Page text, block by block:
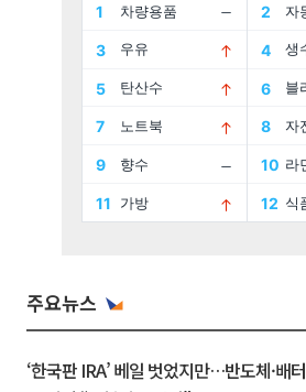
주요뉴스
‘한국판 IRA’ 베일 벗었지만…반도체·배터